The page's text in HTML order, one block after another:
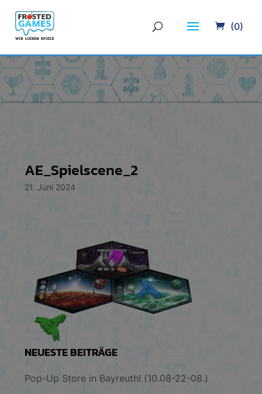
(0)
AE_Spielscene_2
21. Juni 2024
NEUESTE BEITRÄGE
Pop-Up Store in Bayreuth! (10.08-22-08.)